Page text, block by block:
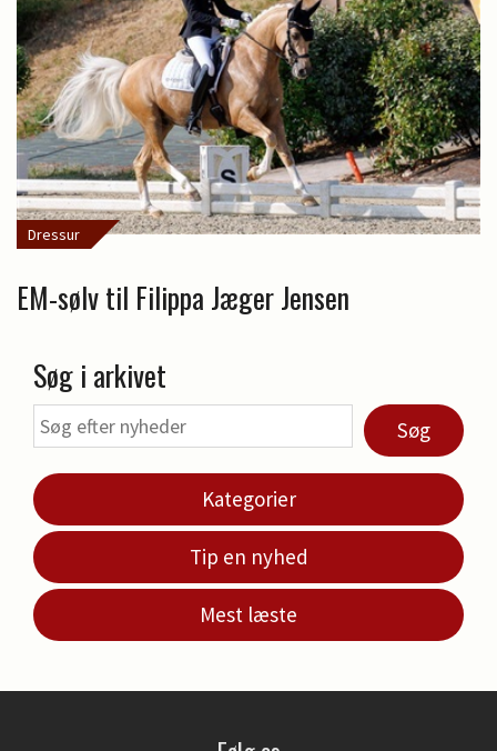
Dressur
EM-sølv til Filippa Jæger Jensen
Søg i arkivet
Søg
Kategorier
Tip en nyhed
Mest læste